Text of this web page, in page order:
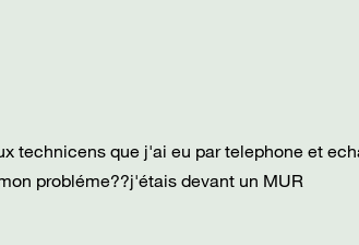
technicens que j'ai eu par telephone et
probléme??j'étais devant un MUR